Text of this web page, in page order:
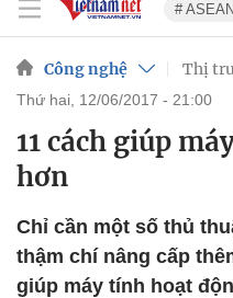
#
Công nghệ Thị
thứ hai, 12/06/2017 - 21:00
11 cách giúp
hơn
Chỉ cần một số thủ
thậm chí nâng cấp
giúp máy tính hoạt